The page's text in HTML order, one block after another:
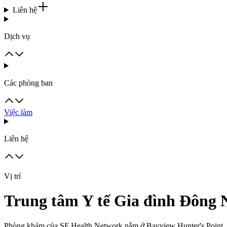
Liên hệ
Dịch vụ
Các phòng ban
Việc làm
Liên hệ
Vị trí
Trung tâm Y tế Gia đình Đông